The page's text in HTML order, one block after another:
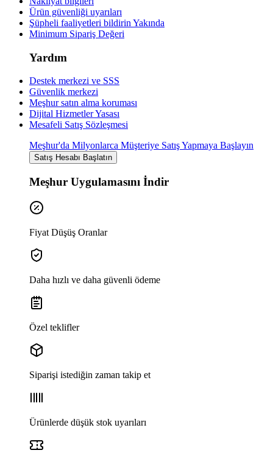
Ürün güvenliği uyarıları
Şüpheli faaliyetleri bildirin Yakında
Minimum Sipariş Değeri
Yardım
Destek merkezi ve SSS
Güvenlik merkezi
Meşhur satın alma koruması
Dijital Hizmetler Yasası
Mesafeli Satış Sözleşmesi
Meşhur'da Milyonlarca Müşteriye Satış Yapmaya Başlayın
Satış Hesabı Başlatın
Meşhur Uygulamasını İndir
Fiyat Düşüş Oranlar
Daha hızlı ve daha güvenli ödeme
Özel teklifler
Siparişi istediğin zaman takip et
Ürünlerde düşük stok uyarıları